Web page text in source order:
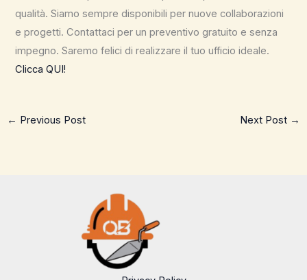
qualità. Siamo sempre disponibili per nuove collaborazioni
e progetti. Contattaci per un preventivo gratuito e senza
impegno. Saremo felici di realizzare il tuo ufficio ideale.
Clicca QUI!
← Previous Post Next Post →